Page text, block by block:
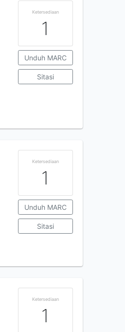
Ketersediaan
1
Unduh MARC
Sitasi
Ketersediaan
1
Unduh MARC
Sitasi
Ketersediaan
1